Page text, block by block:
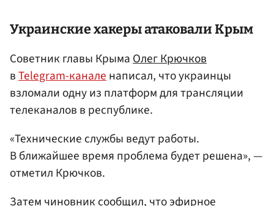
Украинские хакеры атаковали Крым
Советник главы КрымаОлег Крючков
вTelegram-каналенаписал, что украинцы
взломали одну из платформ для трансляции
телеканалов в республике.
«Технические службы ведут работы.
В ближайшее время проблема будет решена», —
отметил Крючков.
Затем чиновник сообщил, что эфирное